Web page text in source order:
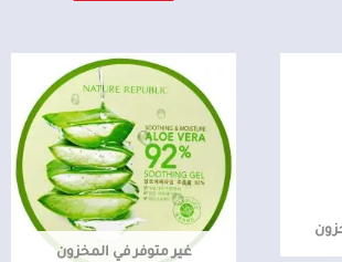
غير متوفر في المخزون